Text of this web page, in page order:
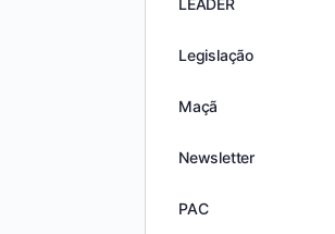
LEADER
Legislação
Maçã
Newsletter
PAC